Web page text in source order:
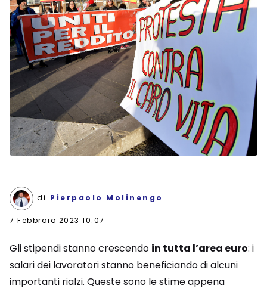
di Pierpaolo Molinengo
7 Febbraio 2023 10:07
Gli stipendi stanno crescendo in tutta l’area euro: i
salari dei lavoratori stanno beneficiando di alcuni
importanti rialzi. Queste sono le stime appena